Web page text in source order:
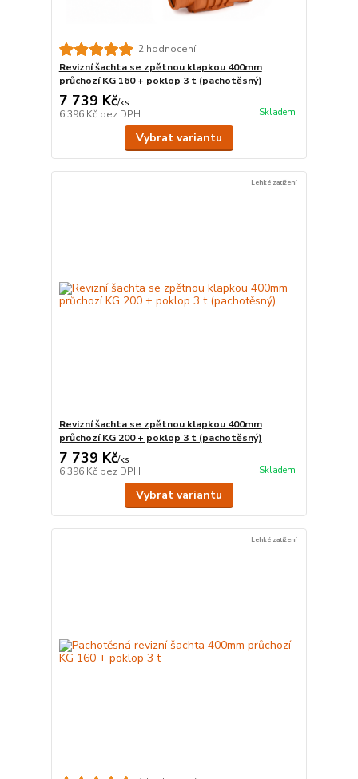
2 hodnocení
Revizní šachta se zpětnou klapkou 400mm
průchozí KG 160 + poklop 3 t (pachotěsný)
7 739 Kč/ks
6 396 Kč bez DPH Skladem
Vybrat variantu
Lehké zatížení
Revizní šachta se zpětnou klapkou 400mm
průchozí KG 200 + poklop 3 t (pachotěsný)
7 739 Kč/ks
6 396 Kč bez DPH Skladem
Vybrat variantu
Lehké zatížení